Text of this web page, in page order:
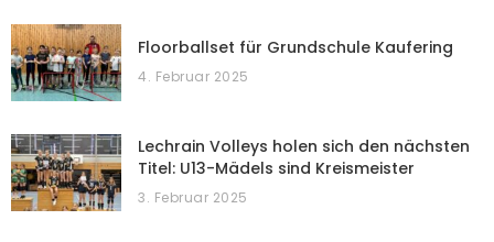
Floorballset für Grundschule Kaufering
4. Februar 2025
Lechrain Volleys holen sich den nächsten
Titel: U13-Mädels sind Kreismeister
3. Februar 2025